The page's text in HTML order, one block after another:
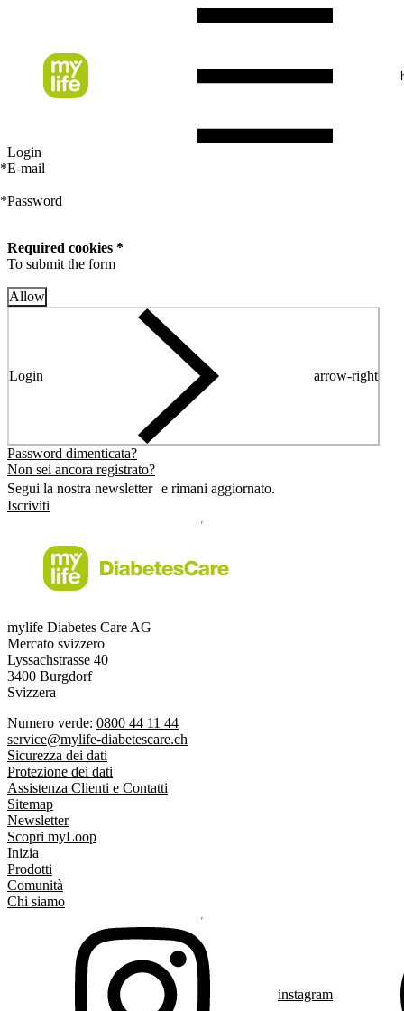
Login
*E-mail
*Password
Required cookies *
To submit the form
Allow
Login arrow-right
Password dimenticata?
Non sei ancora registrato?
Segui la nostra newsletter e rimani aggiornato.
Iscriviti
mylife Diabetes Care AG
Mercato svizzero
Lyssachstrasse 40
3400 Burgdorf
Svizzera
Numero verde: 0800 44 11 44
service@mylife-diabetescare.ch
Sicurezza dei dati
Protezione dei dati
Assistenza Clienti e Contatti
Sitemap
Newsletter
Scopri myLoop
Inizia
Prodotti
Comunità
Chi siamo
instagram